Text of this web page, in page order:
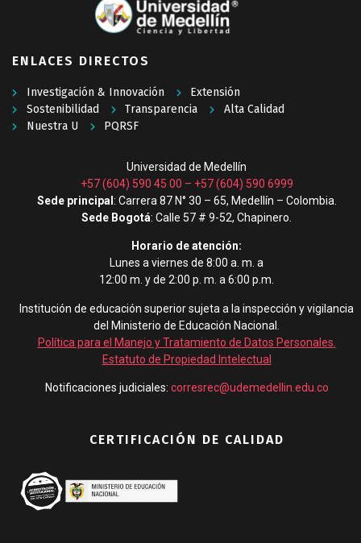
ENLACES DIRECTOS
Investigación & Innovación
Extensión
Sostenibilidad
Transparencia
Alta Calidad
Nuestra U
PQRSF
Universidad de Medellín
+57 (604) 590 45 00 – +57 (604) 590 6999
Sede principal : Carrera 87 N° 30 – 65, Medellín – Colombia.
Sede Bogotá: Calle 57 # 9-52, Chapinero.
Horario de atención:
Lunes a viernes de 8:00 a. m. a
12:00 m. y de 2:00 p. m. a 6:00 p.m.
Institución de educación superior sujeta a la inspección y vigilancia
del Ministerio de Educación Nacional.
Política para el Manejo y Tratamiento de Datos Personales
Estatuto de Propiedad Intelectual
Notificaciones judiciales: corresrec@udemedellin.edu.co
CERTIFICACIÓN DE CALIDAD